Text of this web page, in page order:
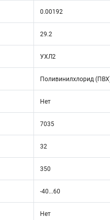
0.00192
29.2
УХЛ2
Поливинилхлорид
Нет
7035
32
350
-40...60
Нет